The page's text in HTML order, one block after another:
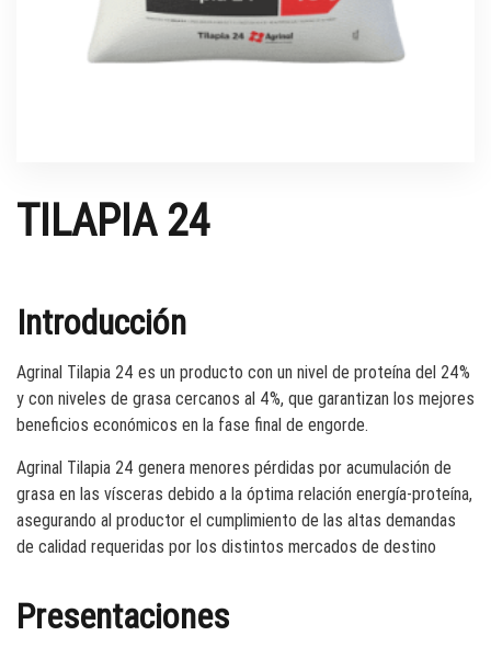
TILAPIA 24
Introducción
Agrinal Tilapia 24 es un producto con un nivel de proteína del 24%
y con niveles de grasa cercanos al 4%, que garantizan los mejores
beneficios económicos en la fase final de engorde.
Agrinal Tilapia 24 genera menores pérdidas por acumulación de
grasa en las vísceras debido a la óptima relación energía-proteína,
asegurando al productor el cumplimiento de las altas demandas
de calidad requeridas por los distintos mercados de destino
Presentaciones